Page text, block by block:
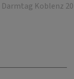
Darmtag Koblenz